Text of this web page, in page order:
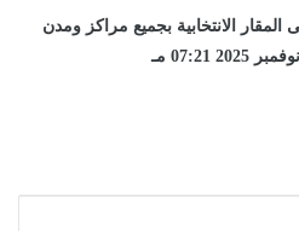
المقار الانتخابية بجميع مراكز ومدن